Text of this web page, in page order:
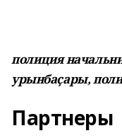
полиция
урынбаҫары,
Партнеры